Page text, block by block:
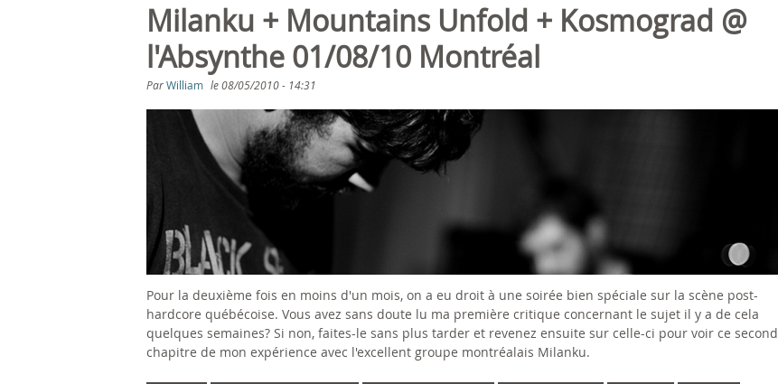
l
E
o
g
r
i
f
p
l
a
a
n
t
e
r
Milanku + Mountains Unfold + Kosmograd @
l'Absynthe 01/08/10 Montréal
ParWilliam le08/05/2010 - 14:31
Pour la deuxième fois en moins d'un mois, on a eu droit à une soirée bien spéciale sur la scène post-
hardcore québécoise. Vous avez sans doute lu ma première critique concernant le sujet il y a de cela
quelques semaines? Si non, faites-le sans plus tarder et revenez ensuite sur celle-ci pour voir ce second
chapitre de mon expérience avec l'excellent groupe montréalais Milanku.